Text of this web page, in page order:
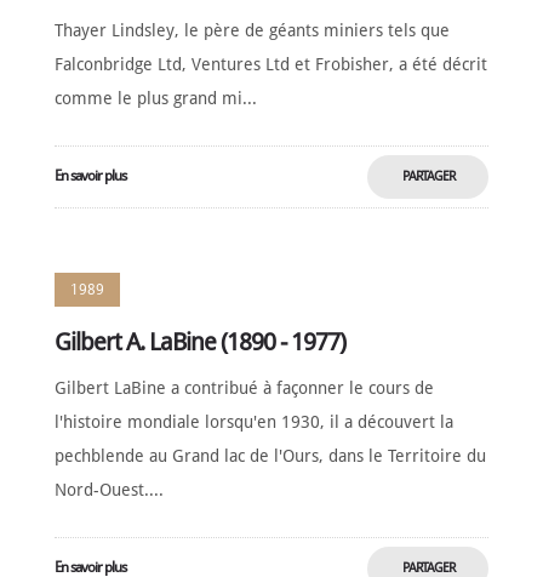
Thayer Lindsley, le père de géants miniers tels que
Falconbridge Ltd, Ventures Ltd et Frobisher, a été décrit
comme le plus grand mi...
En savoir plus PARTAGER
1989
Gilbert A. LaBine (1890 - 1977)
Gilbert LaBine a contribué à façonner le cours de
l'histoire mondiale lorsqu'en 1930, il a découvert la
pechblende au Grand lac de l'Ours, dans le Territoire du
Nord-Ouest....
En savoir plus PARTAGER